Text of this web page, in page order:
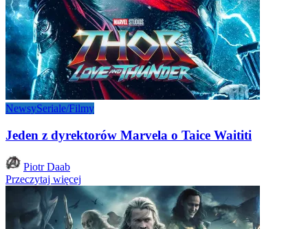
NewsySeriale/Filmy
Jeden z dyrektorów Marvela o Taice Waititi
Posted
by
Piotr Daab
Przeczytaj więcej